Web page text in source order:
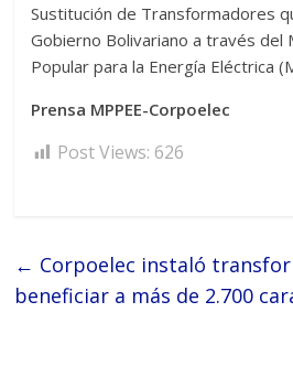
Sustitución de Transformadores
Gobierno Bolivariano a través del
Popular para la Energía Eléctrica
Prensa MPPEE-Corpoelec
Post Views: 626
← Corpoelec instaló
beneficiar a más de 2.700